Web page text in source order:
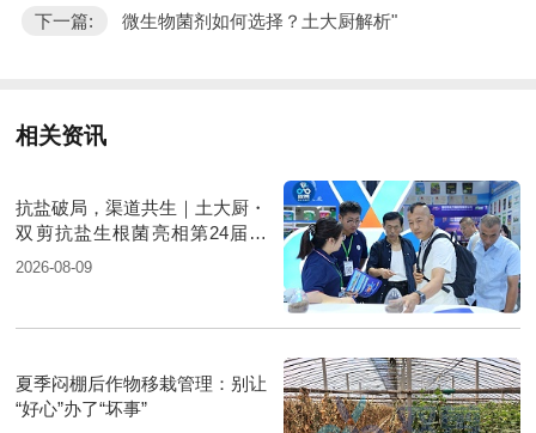
下一篇: 微生物菌剂如何选择？土大厨解析"
相关资讯
抗盐破局，渠道共生｜土大厨・
双剪抗盐生根菌亮相第24届新
疆国际农业博览会
2026-08-09
夏季闷棚后作物移栽管理：别让
“好心”办了“坏事”